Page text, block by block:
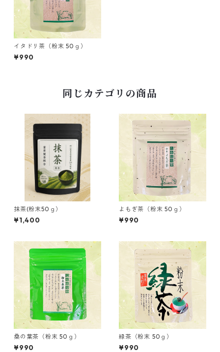
イタドリ茶（粉末 50ｇ）
¥990
同じカテゴリの商品
抹茶(粉末50ｇ）
¥1,400
よもぎ茶（粉末 50ｇ）
¥990
桑の葉茶（粉末 50ｇ）
¥990
緑茶（粉末 50ｇ）
¥990